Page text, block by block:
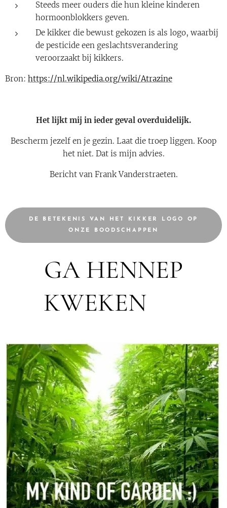
Steeds meer ouders die hun kleine kinderen
hormoonblokkers geven.
De kikker die bewust gekozen is als logo, waarbij
de pesticide een geslachtsverandering
veroorzaakt bij kikkers.
Bron: https://nl.wikipedia.org/wiki/Atrazine
Het lijkt mij in ieder geval overduidelijk.
Bescherm jezelf en je gezin. Laat die troep liggen. Koop
het niet. Dat is mijn advies.
Bericht van Frank Vanderstraeten.
DE BETEKENIS VAN HET KIKKER LOGO OP
ONZE BOODSCHAPPEN
GA HENNEP
KWEKEN 🌿